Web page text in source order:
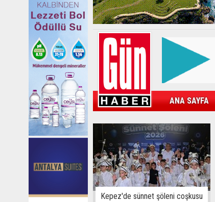
ANA SAYFA
KAMPÜS SPOR GÜN'ÜN ÜRÜNÜ
Kepez'de sünnet şöleni coşkusu